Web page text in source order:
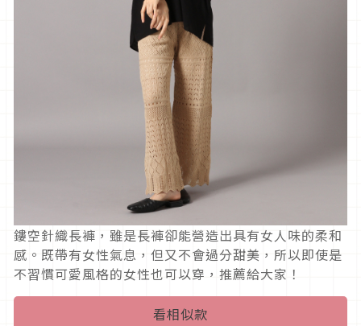
鏤空針織長褲，雖是長褲卻能營造出具有女人味的柔和
感。既帶有女性氣息，但又不會過分甜美，所以即使是
不習慣可愛風格的女性也可以穿，推薦給大家！
看相似款